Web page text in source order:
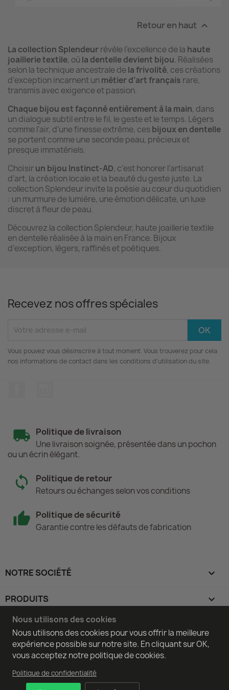
Retour en haut 
La collection Splendeurrévèle l’excellence de la haute
joaillerie textile, où la dentelle devient bijou. Réalisées
selon la technique ancestrale dela frivolité, ces créations
d’exception incarnent un métier d’art français rare,
transmis avec exigence et passion.
Chaque bijou est façonné entièrement à la main, dans
un dialogue subtil entre le fil, le geste et le temps. Légers
comme l’air, d’une finesse extrême, cesbijoux en dentelle
se portent comme une seconde peau, précieux et
presque immatériels.
Choisirun bijou Instinct-AD, c’est honorer l’artisanat
d’art, la création locale et la beauté du geste juste. La
collection Splendeur invite la poésie au cœur du quotidien
: un murmure de lumière, une émotion délicate, un luxe
discret à fleur de peau.
Découvrez la collection Splendeur, haute joaillerie textile
en dentelle réalisée à la main en France. Bijoux
d’exception, légers, raffinés et poétiques.
Recevez nos offres spéciales
Vous pouvez vous désinscrire à tout moment. Vous trouverez pour cela
nos informations de contact dans les conditions d'utilisation du site.
Politique de livraison
Une livraison soignée, présentée dans un pochon
ou un écrin élégant.
Politique de retour
Retours ou échanges selon vos conditions
Politique de sécurité
Garantie contre les défauts de fabrication
NOTRE SOCIÉTÉ 
PRODUITS 
----------
VOTRE COMPTE 
INFORMATIONS
Nous utilisons des cookies
Nous utilisons des cookies pour vous offrir la meilleure
expérience possible sur notre site. En cliquant sur OK,
vous acceptez notre politique de cookies.
Politique de confidentialité